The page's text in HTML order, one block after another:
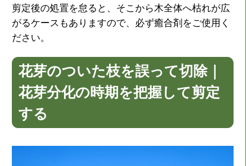
剪定後の処置を怠ると、そこから木全体へ枯れが広
がるケースもありますので、必ず癒合剤をご使用く
ださい。
花芽のついた枝を誤って切除｜
花芽分化の時期を把握して剪定
する